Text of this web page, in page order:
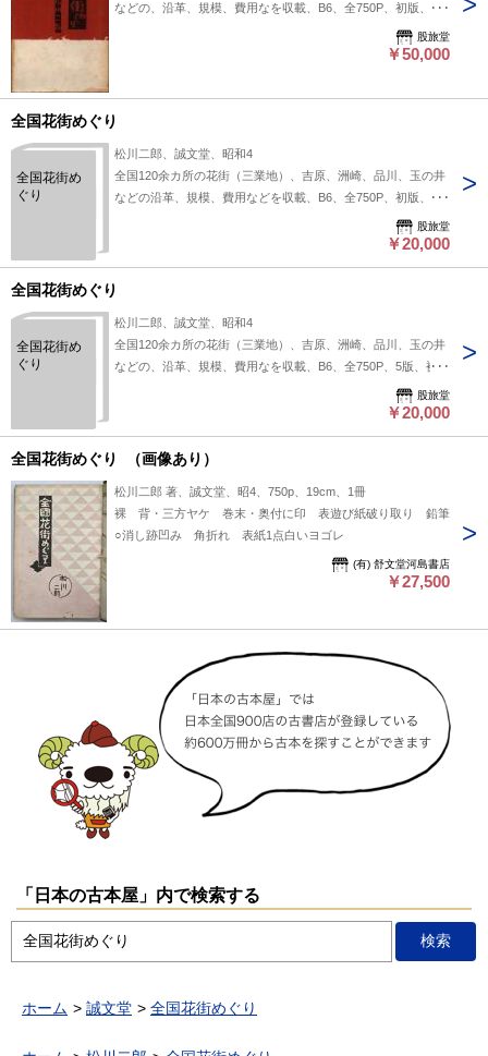
などの、沿革、規模、費用なを収載、B6、全750P、初版、函
股旅堂
￥50,000
全国花街めぐり
全国花街め
ぐり
松川二郎、誠文堂、昭和4
全国120余カ所の花街（三業地）、吉原、洲崎、品川、玉の井
などの沿革、規模、費用などを収載、B6、全750P、初版、裸
本、角擦り切れ、本体ミゾ多少イタミ、経年によるヤケシミ
股旅堂
￥20,000
全国花街めぐり
全国花街め
ぐり
松川二郎、誠文堂、昭和4
全国120余カ所の花街（三業地）、吉原、洲崎、品川、玉の井
などの、沿革、規模、費用なを収載、B6、全750P、5版、裸
本、背多少痛み、切れ目補修、本体ミゾ多少イタミ、経年によ
股旅堂
￥20,000
全国花街めぐり （画像あり）
松川二郎 著、誠文堂、昭4、750p、19cm、1冊
裸 背・三方ヤケ 巻末・奥付に印 表遊び紙破り取り 鉛筆
○消し跡凹み 角折れ 表紙1点白いヨゴレ
(有) 舒文堂河島書店
￥27,500
「日本の古本屋」内で検索する
ホーム 誠文堂 全国花街めぐり